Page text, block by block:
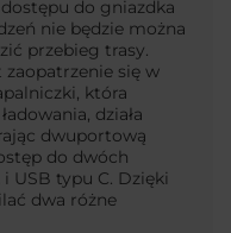
do gniazdka
nie będzie można
przebieg trasy.
zaopatrzenie się w
która
działa
dwuportową
do dwóch
USB typu C. Dzięki
dwa różne